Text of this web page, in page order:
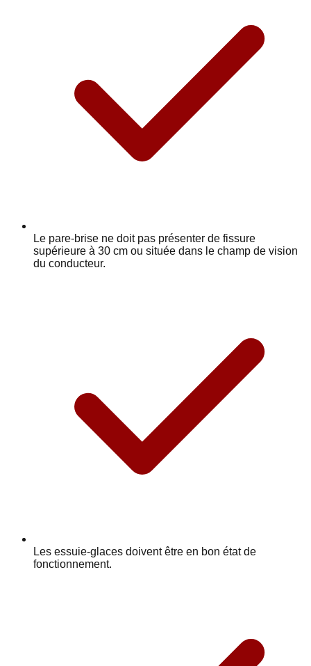
Le pare-brise ne doit pas présenter de fissure
supérieure à 30 cm ou située dans le champ de vision
du conducteur.
Les essuie-glaces doivent être en bon état de
fonctionnement.